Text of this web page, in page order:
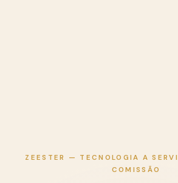
ZEESTER — TECNOLOGIA A
COMISSÃO